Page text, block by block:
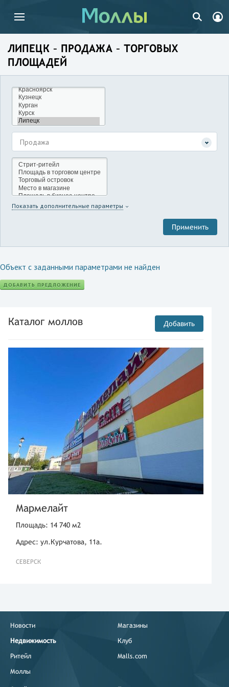
ЛИПЕЦК – ПРОДАЖА – ТОРГОВЫХ
ПЛОЩАДЕЙ
Продажа
Показать дополнительные параметры
Объект с заданными параметрами не найден
ДОБАВИТЬ ПРЕДЛОЖЕНИЕ
Каталог моллов Добавить
Мармелайт
Площадь: 14 740 м2
Адрес: ул.Курчатова, 11а.
СЕВЕРСК
Новости
Недвижимость
Ритейл
Моллы
Магазины
Клуб
Malls.com